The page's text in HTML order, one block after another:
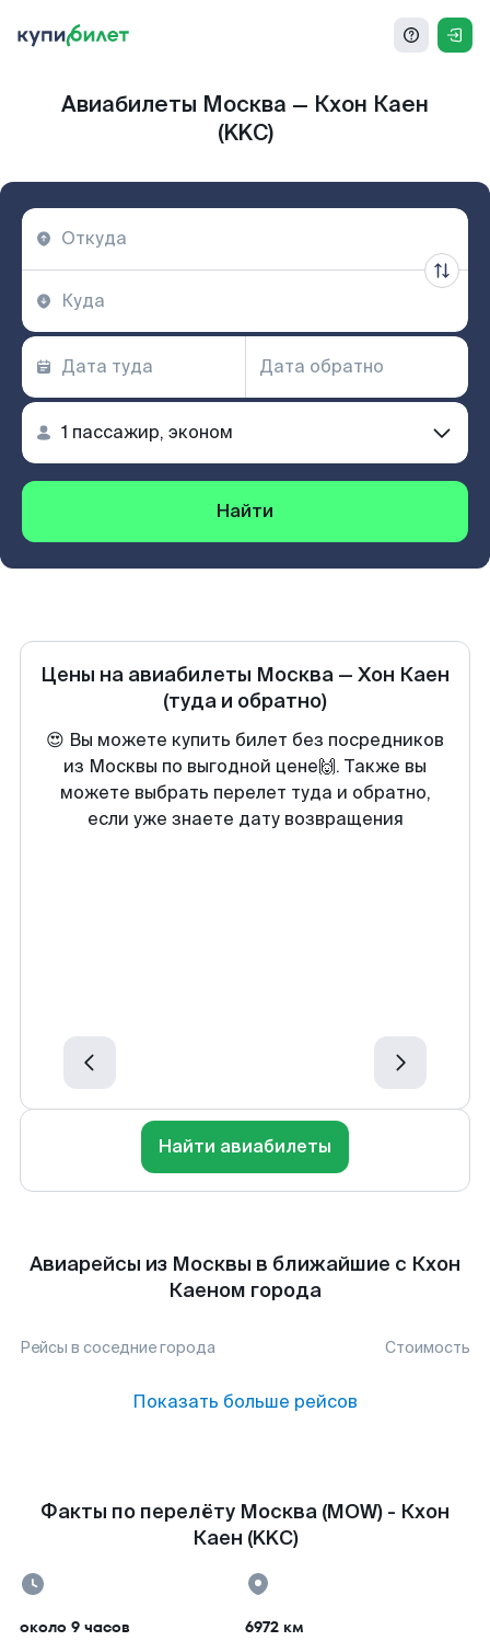
Авиабилеты Москва — Кхон Каен
(KKC)
Найти
Цены на авиабилеты Москва — Хон Каен
(туда и обратно)
😍 Вы можете купить билет без посредников
из Москвы по выгодной цене🙌. Также вы
можете выбрать перелет туда и обратно,
если уже знаете дату возвращения
Найти авиабилеты
Авиарейсы из Москвы в ближайшие с Кхон
Каеном города
Рейсы в соседние города Стоимость
Показать больше рейсов
Факты по перелёту Москва (MOW) - Кхон
Каен (KKC)
около 9 часов 6972 км